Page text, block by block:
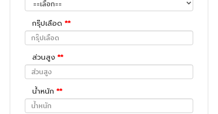
กรุ๊ปเลือด **
ส่วนสูง **
น้ำหนัก **